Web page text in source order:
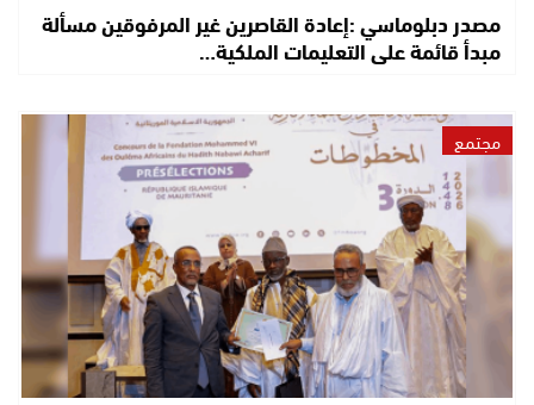
مصدر دبلوماسي :إعادة القاصرين غير المرفوقين مسألة
مبدأ قائمة على التعليمات الملكية…
مجتمع